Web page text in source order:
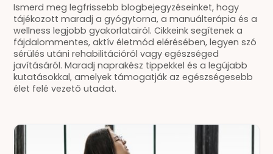
Ismerd meg legfrissebb blogbejegyzéseinket, hogy
tájékozott maradj a gyógytorna, a manuálterápia és a
wellness legjobb gyakorlatairól. Cikkeink segítenek a
fájdalommentes, aktív életmód elérésében, legyen szó
sérülés utáni rehabilitációról vagy egészséged
javításáról. Maradj naprakész tippekkel és a legújabb
kutatásokkal, amelyek támogatják az egészségesebb
élet felé vezető utadat.